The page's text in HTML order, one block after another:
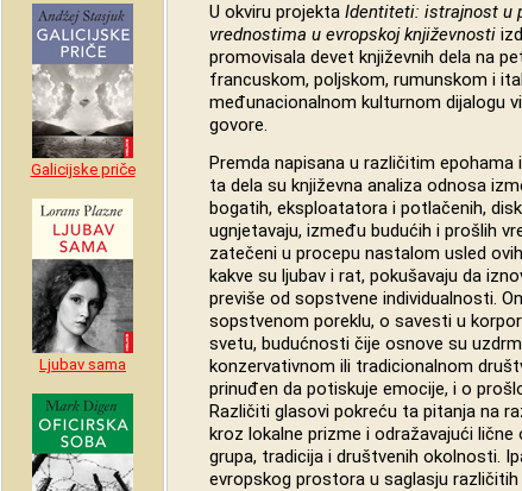
Galicijske priče
Ljubav sama
U okviru projekta Identiteti: istrajnost u
vrednostima u evropskoj književnosti
promovisala devet književnih dela na
francuskom, poljskom, rumunskom i
međunacionalnom kulturnom dijalogu
govore.
Premda napisana u različitim
ta dela su književna analiza odnosa
bogatih, eksploatatora i potlačenih,
ugnjetavaju, između budućih i prošlih
zatečeni u procepu nastalom usled
kakve su ljubav i rat, pokušavaju da
previše od sopstvene individualnosti.
sopstvenom poreklu, o savesti u
svetu, budućnosti čije osnove su
konzervativnom ili tradicionalnom
prinuđen da potiskuje emocije, i o
Različiti glasovi pokreću ta pitanja na
kroz lokalne prizme i odražavajući
grupa, tradicija i društvenih okolnosti.
evropskog prostora u saglasju